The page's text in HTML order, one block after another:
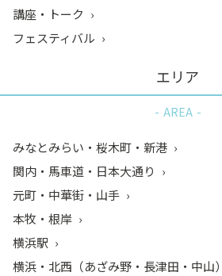
講座・トーク
フェスティバル
エリア
AREA
みなとみらい・桜木町・新港
関内・馬車道・日本大通り
元町・中華街・山手
本牧・根岸
横浜駅
横浜・北西（あざみ野・長津田・中山）